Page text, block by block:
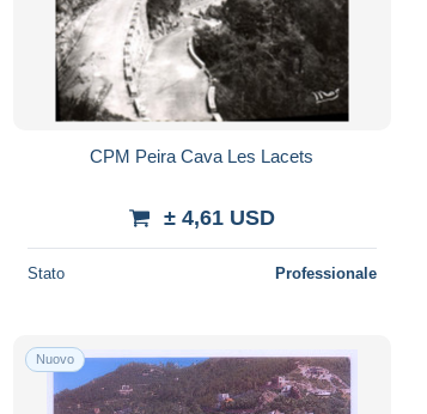
CPM Peira Cava Les Lacets
± 4,61 USD
Stato Professionale
Nuovo